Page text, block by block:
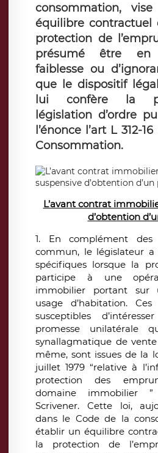
consommation,
équilibre contractuel
protection de
présumé être
faiblesse ou
que le dispositif
lui confère la
législation d’ordre
l’énonce l’art L 312-
Consommation.
L’avant contrat
d’obtention
1. En complément
commun, le législateur a
spécifiques lorsque la
participe à une
immobilier portant sur
usage d’habitation.
susceptibles
promesse unilatérale
synallagmatique de
même, sont issues de la
juillet 1979 “relative à
protection des
domaine immobilier
Scrivener. Cette loi,
dans le Code de la
établir un équilibre
la protection de